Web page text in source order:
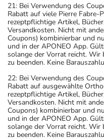
21: Bei Verwendung des
Rabatt auf viele Pierre
rezeptpflichtige Artikel,
Versandkosten. Nicht mit
Coupons) kombinierbar und
und in der APONEO App.
solange der Vorrat reicht.
zu beenden. Keine
22: Bei Verwendung des
Rabatt auf ausgewählte
rezeptpflichtige Artikel,
Versandkosten. Nicht mit
Coupons) kombinierbar und
und in der APONEO App.
solange der Vorrat reicht.
zu beenden. Keine